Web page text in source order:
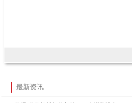
最新资讯